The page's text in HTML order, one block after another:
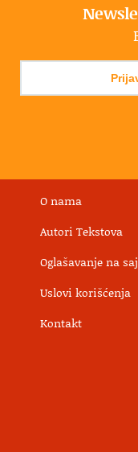
O nama
Autori Tekstova
Oglašavanje na
Uslovi korišćenja
Kontakt